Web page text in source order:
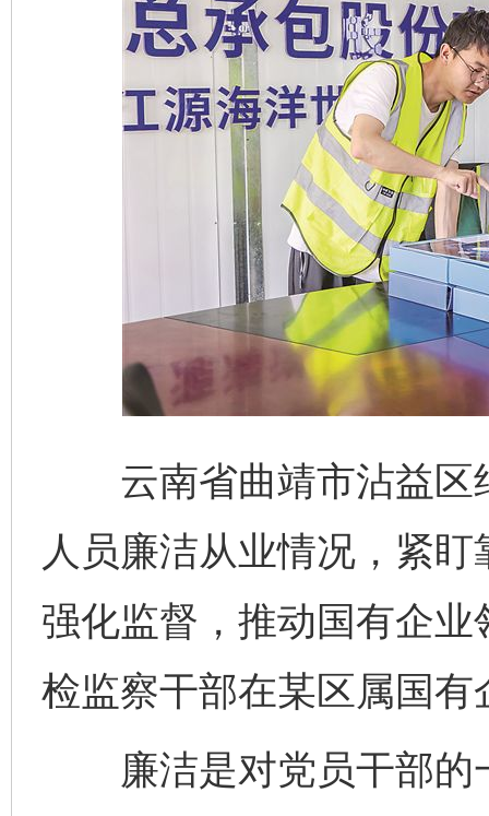
云南省曲靖市沾益区
人员廉洁从业情况，紧
强化监督，推动国有企
检监察干部在某区属国
廉洁是对党员干部的